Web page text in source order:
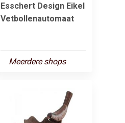
Esschert Design Eikel
Vetbollenautomaat
Meerdere shops